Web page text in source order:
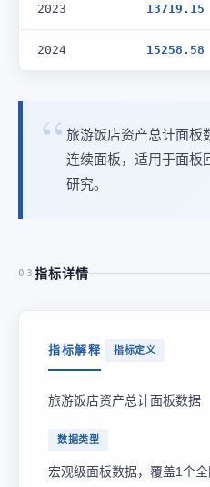
2023 13719.15
2024 15258.58
旅游饭店资产总计面板
连续面板，适用于面板
研究。
03 指标详情
指标解释 指标定义
旅游饭店资产总计面板数据
数据类型
宏观级面板数据，覆盖1个全